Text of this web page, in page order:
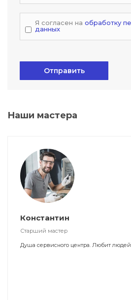
Я согласен на обработку
данных
Отправить
Наши мастера
Константин
Старший мастер
Душа сервисного центра. Любит